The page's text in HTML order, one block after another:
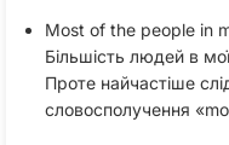
Most of the people in
Більшість людей в
Проте найчастіше
словосполучення